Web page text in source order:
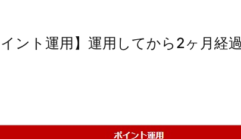
イント運用】運用してから2ヶ月経